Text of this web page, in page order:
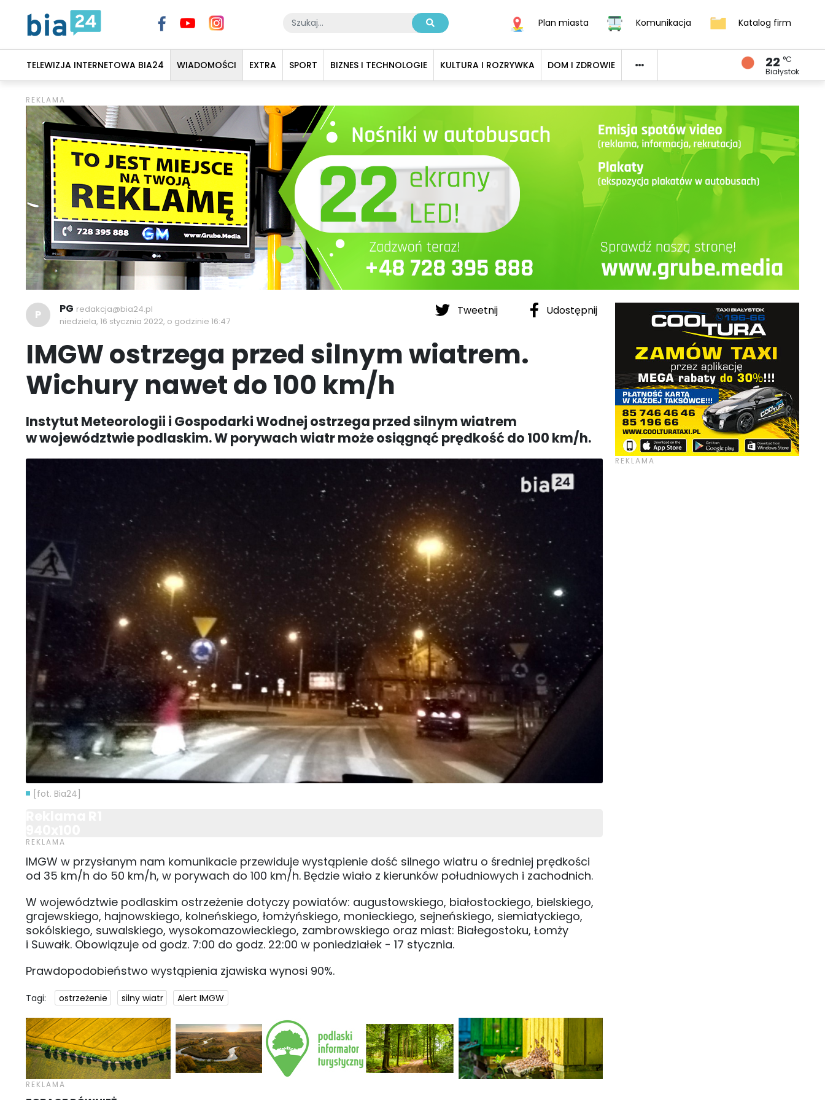
Plan miasta Komunikacja Katalog firm
TELEWIZJA INTERNETOWA BIA24 WIADOMOŚCI EXTRA SPORT BIZNES I TECHNOLOGIE KULTURA I ROZRYWKA DOM I ZDROWIE 22 °C
Białystok
Tweetnij Udostępnij
P PG redakcja@bia24.pl
niedziela, 16 stycznia 2022, o godzinie 16:47
IMGW ostrzega przed silnym wiatrem.
Wichury nawet do 100 km/h
Instytut Meteorologii i Gospodarki Wodnej ostrzega przed silnym wiatrem
w województwie podlaskim. W porywach wiatr może osiągnąć prędkość do 100 km/h.
[fot. Bia24]
IMGW w przysłanym nam komunikacie przewiduje wystąpienie dość silnego wiatru o średniej prędkości
od 35 km/h do 50 km/h, w porywach do 100 km/h. Będzie wiało z kierunków południowych i zachodnich.
W województwie podlaskim ostrzeżenie dotyczy powiatów: augustowskiego, białostockiego, bielskiego,
grajewskiego, hajnowskiego, kolneńskiego, łomżyńskiego, monieckiego, sejneńskiego, siemiatyckiego,
sokólskiego, suwalskiego, wysokomazowieckiego, zambrowskiego oraz miast: Białegostoku, Łomży
i Suwałk. Obowiązuje od godz. 7:00 do godz. 22:00 w poniedziałek - 17 stycznia.
Prawdopodobieństwo wystąpienia zjawiska wynosi 90%.
Tagi: ostrzeżenie silny wiatr Alert IMGW